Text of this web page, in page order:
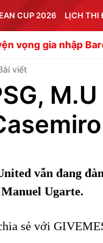
CUP 2026 LỊCH THI
Barca MU đại
viết
vẫn đang
Ugarte.
sẻ với